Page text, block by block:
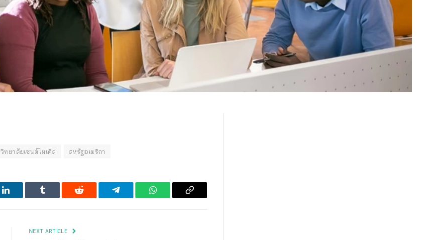
วิทยาลัยเซนต์ไมเคิล สหรัฐอเมริกา
LinkedIn Tumblr Reddit Telegram WhatsAppCopy
NEXT ARTICLE